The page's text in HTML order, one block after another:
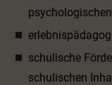
schulische
schulischen